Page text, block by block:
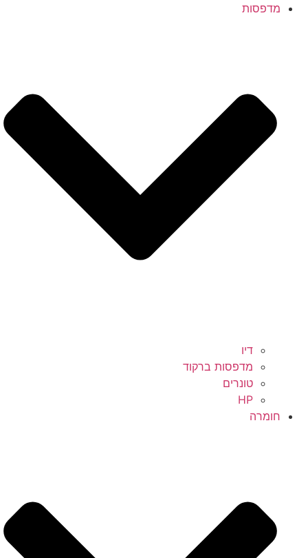
מדפסות
דיו
מדפסות ברקוד
טונרים
HP
חומרה